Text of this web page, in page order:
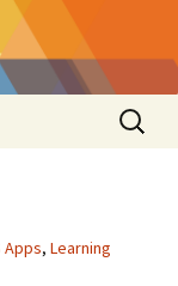
Suchen
nach:
Apps, Learning